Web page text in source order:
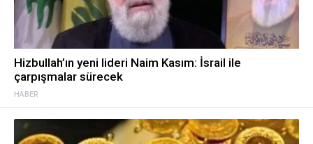
HABER
Hizbullah’ın yeni lideri Naim Kasım: İsrail ile
çarpışmalar sürecek